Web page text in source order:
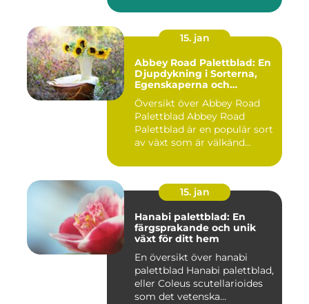
15. jan
Abbey Road Palettblad: En
Djupdykning i Sorterna,
Egenskaperna och
Historien
Översikt över Abbey Road
Palettblad Abbey Road
Palettblad är en populär sort
av växt som är välkänd...
15. jan
Hanabi palettblad: En
färgsprakande och unik
växt för ditt hem
En översikt över hanabi
palettblad Hanabi palettblad,
eller Coleus scutellarioides
som det vetenska...